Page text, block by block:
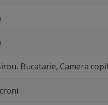
Bucatarie, Camera